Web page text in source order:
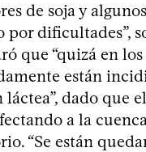
de soja y
por dificultades”,
que “quizá en los
están
dado que
a la
“Se están